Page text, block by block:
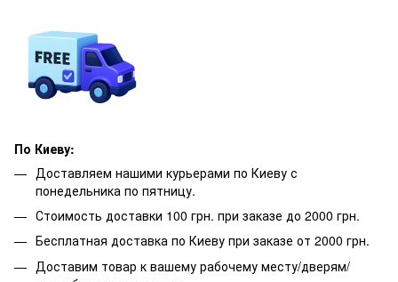
По Киеву:
Доставляем нашими курьерами по Киеву с
понедельника по пятницу.
Стоимость доставки 100 грн. при заказе до 2000 грн.
Бесплатная доставка по Киеву при заказе от 2000 грн.
Доставим товар к вашему рабочему месту/дверям/